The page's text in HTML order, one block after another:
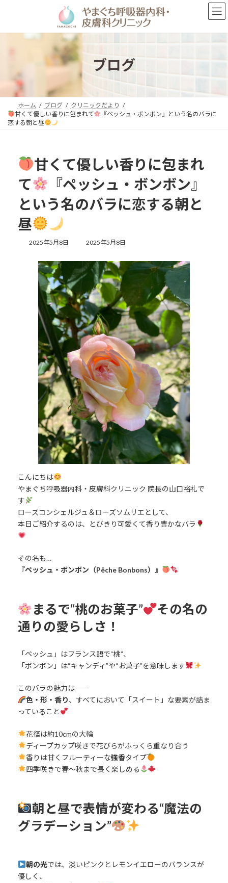
ン
プ
ー
動
ブログ
ホーム ブログ
クリニックだより
甘くて優しい香りに包まれて
『ペッシュ・ボンボン』という名のバラに
恋する朝と昼
甘くて優しい香りに包まれ
て
『ペッシュ・ボンボン』
という名のバラに恋する朝と
昼
2025年5月8日
最
更
新
日
:
2025年5月8日
こんにちは
やまぐち呼吸器内科・皮膚科クリニック 院長の山口裕礼で
す
ローズコンシェルジュ＆ローズソムリエとして、
本日ご紹介するのは、とびきり可愛くて香り豊かなバラ
その名も…
『ペッシュ・ボンボン（Pêche Bonbons）』
まるで“桃のお菓子”
その名の
通りの愛らしさ！
「ペッシュ」はフランス語で“桃”、
「ボンボン」は“キャンディ”や“お菓子”を意味します
このバラの魅力は──
色・形・香り、すべてにおいて「スイート」な要素が詰ま
っていること
花径は約10cmの大輪
ディープカップ咲きで花びらがふっくら重なり合う
香りは甘くフルーティーな強香タイプ
四季咲きで春〜秋まで長く楽しめる
朝と昼で表情が変わる“魔法の
グラデーション”
朝の光では、淡いピンクとレモンイエローのバランスが
優しく、